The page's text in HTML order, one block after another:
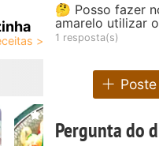
🤔 Posso fazer
amarelo utilizar
1 resposta(s)
Pergunta do